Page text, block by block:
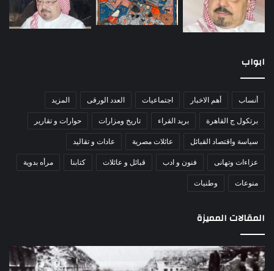
ابواب
أنساب أهم الاخبار اجتماعيات العدد الورقى المزيد
برتكول ج القاهرة بريد القراء تاريخ ومزارات حوارات و تقارير
سياسة واقتصاد القبائل عائلات مصرية عادات و تقاليد
عزاءات وتهانى فنون و ادب قبائل و عائلات كتابنا مرأه بدوية
منوعات وطنيات
المقالات المميزة
مذبحة
اللد..